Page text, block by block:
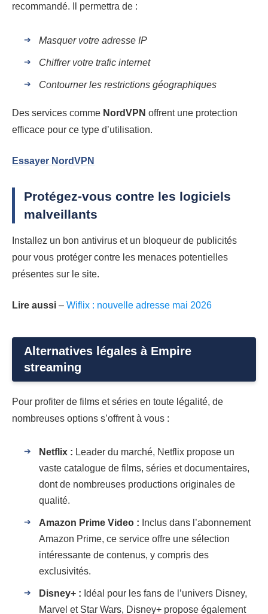
recommandé. Il permettra de :
Masquer votre adresse IP
Chiffrer votre trafic internet
Contourner les restrictions géographiques
Des services comme NordVPN offrent une protection
efficace pour ce type d’utilisation.
Essayer NordVPN
Protégez-vous contre les logiciels
malveillants
Installez un bon antivirus et un bloqueur de publicités
pour vous protéger contre les menaces potentielles
présentes sur le site.
Lire aussi – Wiflix : nouvelle adresse mai 2026
Alternatives légales à Empire
streaming
Pour profiter de films et séries en toute légalité, de
nombreuses options s’offrent à vous :
Netflix : Leader du marché, Netflix propose un
vaste catalogue de films, séries et documentaires,
dont de nombreuses productions originales de
qualité.
Amazon Prime Video : Inclus dans l’abonnement
Amazon Prime, ce service offre une sélection
intéressante de contenus, y compris des
exclusivités.
Disney+ : Idéal pour les fans de l’univers Disney,
Marvel et Star Wars, Disney+ propose également